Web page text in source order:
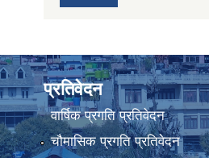
प्रतिवेदन
वार्षिक प्रगति प्रतिवेदन
चौमासिक प्रगति प्रतिवेदन